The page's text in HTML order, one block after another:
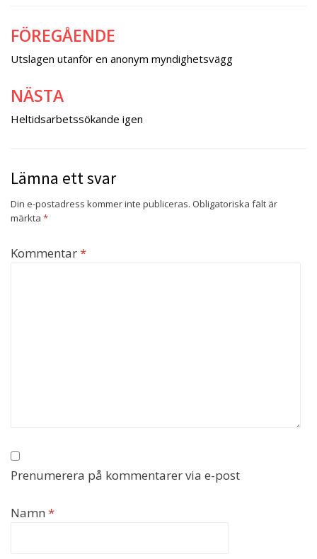
Inläggsnavigering
FÖREGÅENDE
Utslagen utanför en anonym myndighetsvägg
NÄSTA
Heltidsarbetssökande igen
Lämna ett svar
Din e-postadress kommer inte publiceras. Obligatoriska fält är
märkta *
Kommentar*
Prenumerera på kommentarer via e-post
Namn *